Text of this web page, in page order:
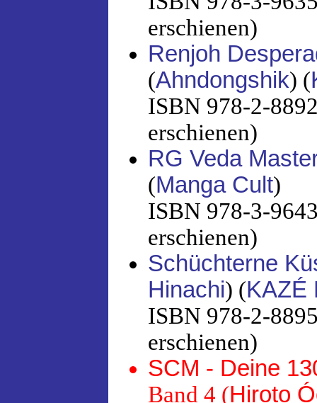
erschienen)
Renjoh
(Ahndongshik) (
ISBN 978-2-
erschienen)
RG Veda
(Manga Cult)
ISBN 978-3-
erschienen)
Schüchterne
Hinachi) (KAZÉ
ISBN 978-2-
erschienen)
SCM - Deine
Band 4 (Hiroto